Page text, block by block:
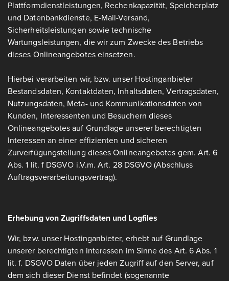
Plattformdienstleistungen, Rechenkapazität, Speicherplatz
und Datenbankdienste, E-Mail-Versand,
Sicherheitsleistungen sowie technische
Wartungsleistungen, die wir zum Zwecke des Betriebs
dieses Onlineangebotes einsetzen.
Hierbei verarbeiten wir, bzw. unser Hostinganbieter
Bestandsdaten, Kontaktdaten, Inhaltsdaten, Vertragsdaten,
Nutzungsdaten, Meta- und Kommunikationsdaten von
Kunden, Interessenten und Besuchern dieses
Onlineangebotes auf Grundlage unserer berechtigten
Interessen an einer effizienten und sicheren
Zurverfügungstellung dieses Onlineangebotes gem. Art. 6
Abs. 1 lit. f DSGVO i.V.m. Art. 28 DSGVO (Abschluss
Auftragsverarbeitungsvertrag).
Erhebung von Zugriffsdaten und Logfiles
Wir, bzw. unser Hostinganbieter, erhebt auf Grundlage
unserer berechtigten Interessen im Sinne des Art. 6 Abs. 1
lit. f. DSGVO Daten über jeden Zugriff auf den Server, auf
dem sich dieser Dienst befindet (sogenannte